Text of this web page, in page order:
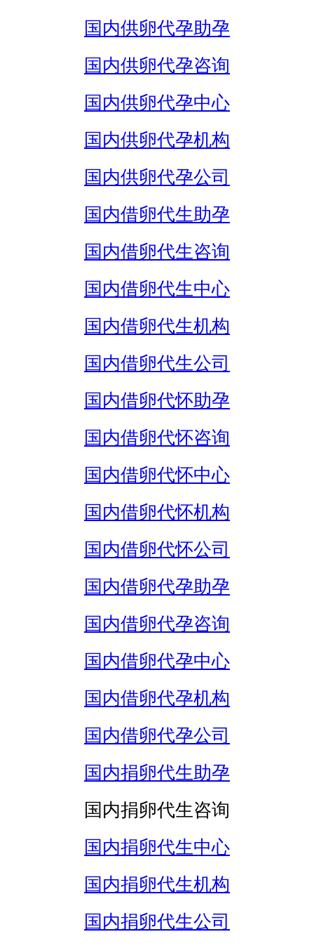
国内供卵代孕助孕
国内供卵代孕咨询
国内供卵代孕中心
国内供卵代孕机构
国内供卵代孕公司
国内借卵代生助孕
国内借卵代生咨询
国内借卵代生中心
国内借卵代生机构
国内借卵代生公司
国内借卵代怀助孕
国内借卵代怀咨询
国内借卵代怀中心
国内借卵代怀机构
国内借卵代怀公司
国内借卵代孕助孕
国内借卵代孕咨询
国内借卵代孕中心
国内借卵代孕机构
国内借卵代孕公司
国内捐卵代生助孕
国内捐卵代生咨询
国内捐卵代生中心
国内捐卵代生机构
国内捐卵代生公司